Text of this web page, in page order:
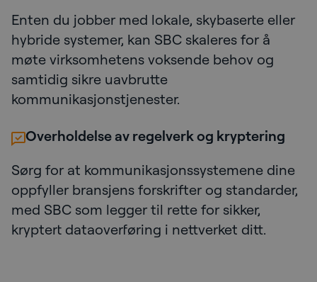
Enten du jobber med lokale, skybaserte eller
hybride systemer, kan SBC skaleres for å
møte virksomhetens voksende behov og
samtidig sikre uavbrutte
kommunikasjonstjenester.
Overholdelse av regelverk og kryptering
Sørg for at kommunikasjonssystemene dine
oppfyller bransjens forskrifter og standarder,
med SBC som legger til rette for sikker,
kryptert dataoverføring i nettverket ditt.